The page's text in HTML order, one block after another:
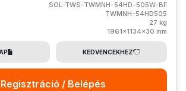
SOL-TWS-TWMNH-54HD-505W-BF
TWMNH-54HD505
27 kg
1961x1134x30 mm
KEDVENCEKHEZ
Regisztráció / Belépés